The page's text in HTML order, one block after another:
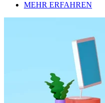
MEHR ERFAHREN